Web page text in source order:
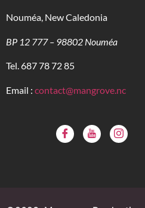
Nouméa, New Caledonia
BP 12 777 – 98802 Nouméa
Tel. 687 78 72 85
Email : contact@mangrove.nc